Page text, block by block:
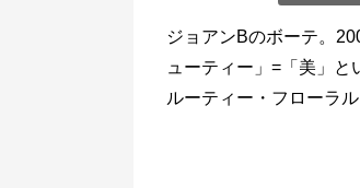
ジョアンBのボーテ。
ューティー」=「美」
ルーティー・フローラ